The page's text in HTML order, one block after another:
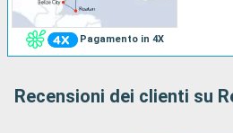
Pagamento in 4X
Recensioni dei clienti su